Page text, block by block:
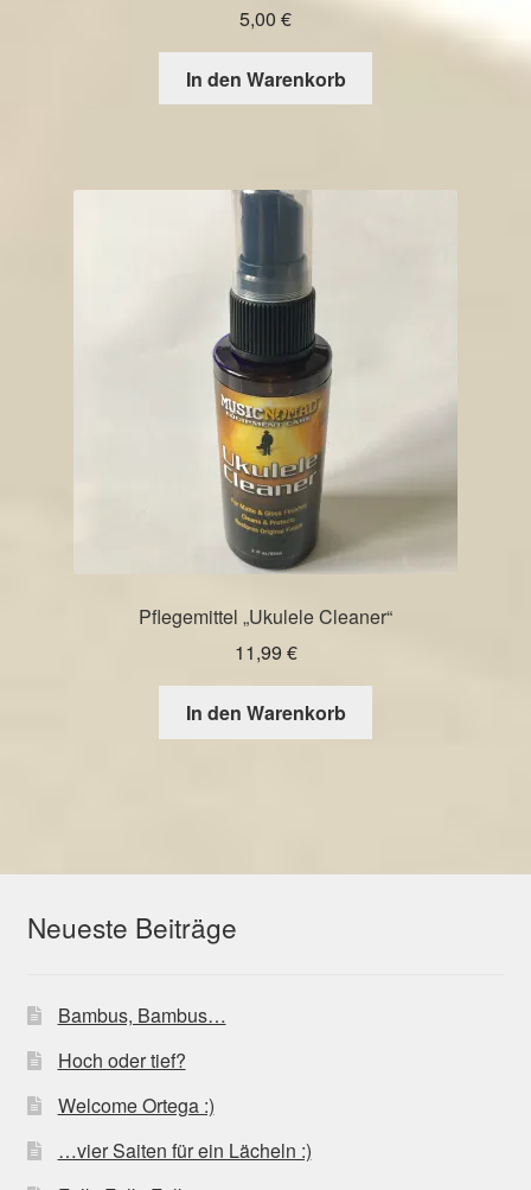
5,00 €
In den Warenkorb
Pflegemittel „Ukulele Cleaner“
11,99 €
In den Warenkorb
Neueste Beiträge
Bambus, Bambus…
Hoch oder tief?
Welcome Ortega :)
…vier Saiten für ein Lächeln :)